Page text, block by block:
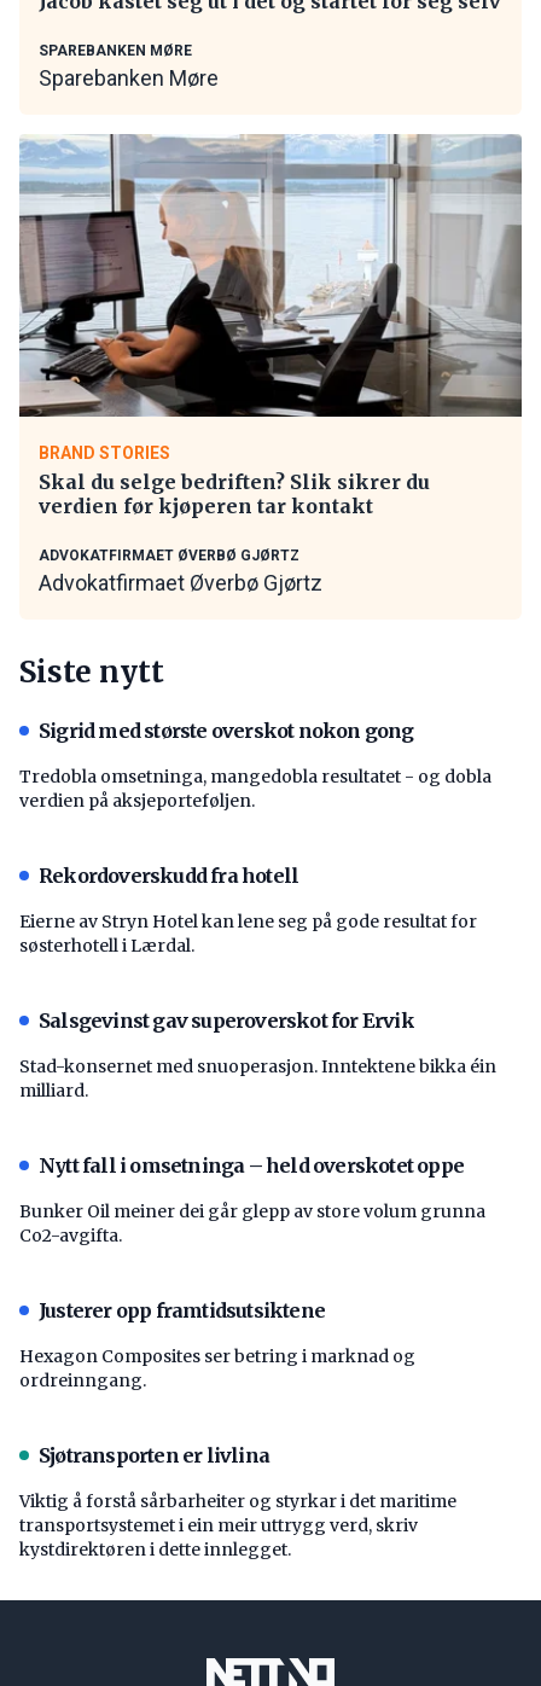
SPAREBANKEN MØRE
Sparebanken Møre
BRAND STORIES
Skal du selge bedriften? Slik sikrer du
verdien før kjøperen tar kontakt
ADVOKATFIRMAET ØVERBØ GJØRTZ
Advokatfirmaet Øverbø Gjørtz
Siste nytt
Sigrid med største overskot nokon gong
Tredobla omsetninga, mangedobla resultatet - og dobla
verdien på aksjeporteføljen.
Rekordoverskudd fra hotell
Eierne av Stryn Hotel kan lene seg på gode resultat for
søsterhotell i Lærdal.
Salsgevinst gav superoverskot for Ervik
Stad-konsernet med snuoperasjon. Inntektene bikka éin
milliard.
Nytt fall i omsetninga – held overskotet oppe
Bunker Oil meiner dei går glepp av store volum grunna
Co2-avgifta.
Justerer opp framtidsutsiktene
Hexagon Composites ser betring i marknad og
ordreinngang.
Sjøtransporten er livlina
Viktig å forstå ­sårbarheiter og styrkar i det maritime
transport­systemet i ein meir uttrygg verd, skriv
kystdirektøren i dette innlegget.